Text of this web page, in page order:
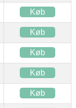
Køb
Køb
Køb
Køb
Køb